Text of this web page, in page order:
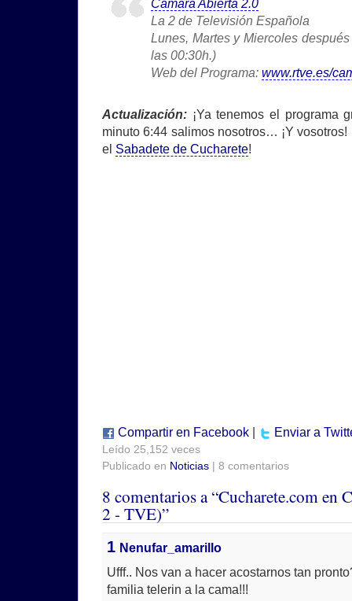
Cámara Abierta 2.0
La 2 de Televisión Española
Lunes, Martes y Miercoles
las 00:30h.)
Web del Programa:www.rtve.es/
Actualización: ¡Ya tenemos el programa
minuto 6:44 salimos nosotros… ¡Y vosotros!
el Sabadete de Cucharete!
Compartir en Facebook Enviar a
Leído 25,152 veces
Publicado en Noticias | 8 comentarios
8 comentarios a “Cucharete.com en
2 - TVE)”
1 Nenufar_amarillo
Ufff.. Nos van a hacer acostarnos tan
familia telerin a la cama!!!